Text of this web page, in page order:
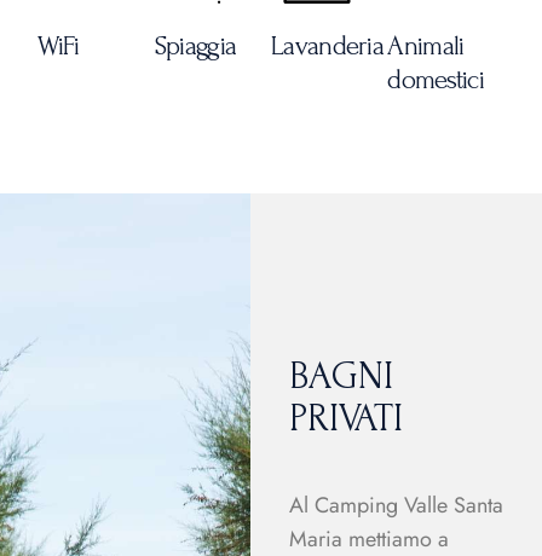
WiFi Spiaggia LavanderiaAnimali
domestici
BAGNI
PRIVATI
Al Camping Valle Santa
Maria mettiamo a